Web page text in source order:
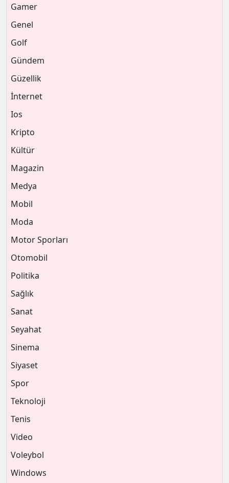
Gamer
Genel
Golf
Gündem
Güzellik
İnternet
Ios
Kripto
Kültür
Magazin
Medya
Mobil
Moda
Motor Sporları
Otomobil
Politika
Sağlık
Sanat
Seyahat
Sinema
Siyaset
Spor
Teknoloji
Tenis
Video
Voleybol
Windows